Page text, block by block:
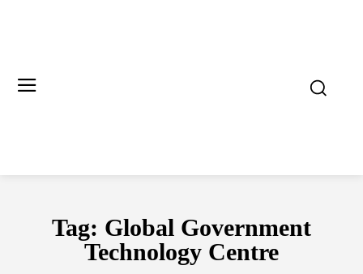
Tag: Global Government
Technology Centre